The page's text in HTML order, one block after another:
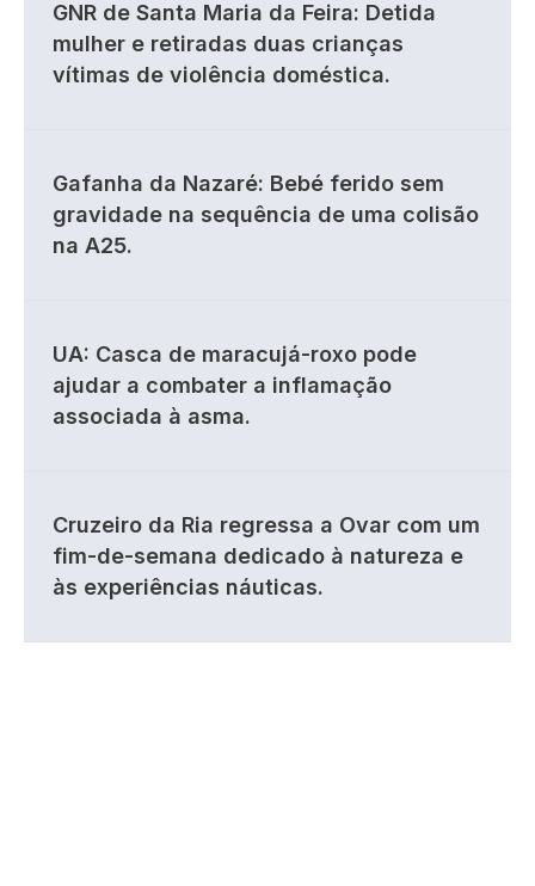
GNR de Santa Maria da Feira: Detida
mulher e retiradas duas crianças
vítimas de violência doméstica.
Gafanha da Nazaré: Bebé ferido sem
gravidade na sequência de uma colisão
na A25.
UA: Casca de maracujá-roxo pode
ajudar a combater a inflamação
associada à asma.
Cruzeiro da Ria regressa a Ovar com um
fim-de-semana dedicado à natureza e
às experiências náuticas.